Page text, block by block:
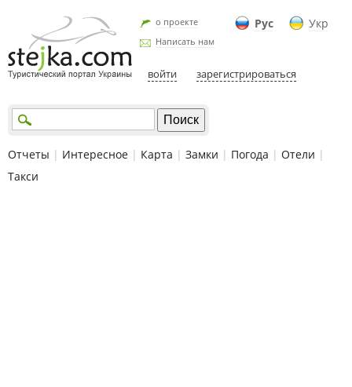
Рус Укр
о проекте
Написать нам
войти зарегистрироваться
Отчеты | Интересное | Карта | Замки | Погода | Отели |
Такси